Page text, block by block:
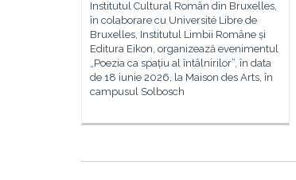
Institutul Cultural Român din Bruxelles,
în colaborare cu Université Libre de
Bruxelles, Institutul Limbii Române și
Editura Eikon, organizează evenimentul
„Poezia ca spațiu al întâlnirilor”, în data
de 18 iunie 2026, la Maison des Arts, în
campusul Solbosch